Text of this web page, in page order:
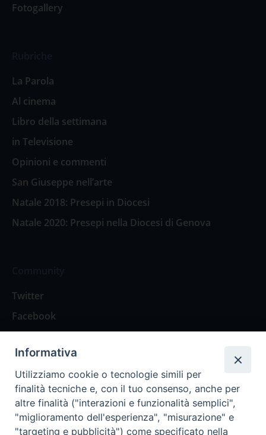
Fotogallery
La Parola
Al cinema
Libro della settimana
in Televisione
Opinioni e commenti
San Giuseppe nell’arte
Natale 2018: Presepi in Diocesi
Natale 2020: Presepi nella Diocesi di Genova
Twitter
Facebook
Spazio Lettori
Eventi
Eventi diocesani
Informativa
Utilizziamo cookie o tecnologie simili per
finalità tecniche e, con il tuo consenso, anche per
altre finalità ("interazioni e funzionalità semplici",
"miglioramento dell'esperienza", "misurazione" e
"targeting e pubblicità") come specificato nella